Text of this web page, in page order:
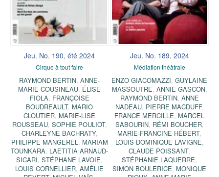
Jeu. No. 190, été 2024
Cirque à tout faire
RAYMOND BERTIN,ANNE-
MARIE COUSINEAU, ÉLISE
FIOLA, FRANÇOISE
BOUDREAULT, MARIO
CLOUTIER, MARIE-LISE
ROUSSEAU, SOPHIE POULIOT,
CHARLEYNE BACHRATY,
PHILIPPE MANGEREL, MARIAM
TOUNKARA, LAETITIA ARNAUD-
SICARI,STÉPHANE LAVOIE,
LOUIS CORNELLIER,AMÉLIE
Jeu. No. 189, 2024
Médiation théâtrale
ENZO GIACOMAZZI,GUYLAINE
MASSOUTRE, ANNIE GASCON,
RAYMOND BERTIN, ANNE
NADEAU, PIERRE MACDUFF,
FRANCE MERCILLE, MARCEL
SABOURIN, RÉMI BOUCHER,
MARIE-FRANCINE HÉBERT,
LOUIS-DOMINIQUE LAVIGNE,
CLAUDE POISSANT,
STÉPHANIE LAQUERRE,
SIMON BOULERICE, MONIQUE